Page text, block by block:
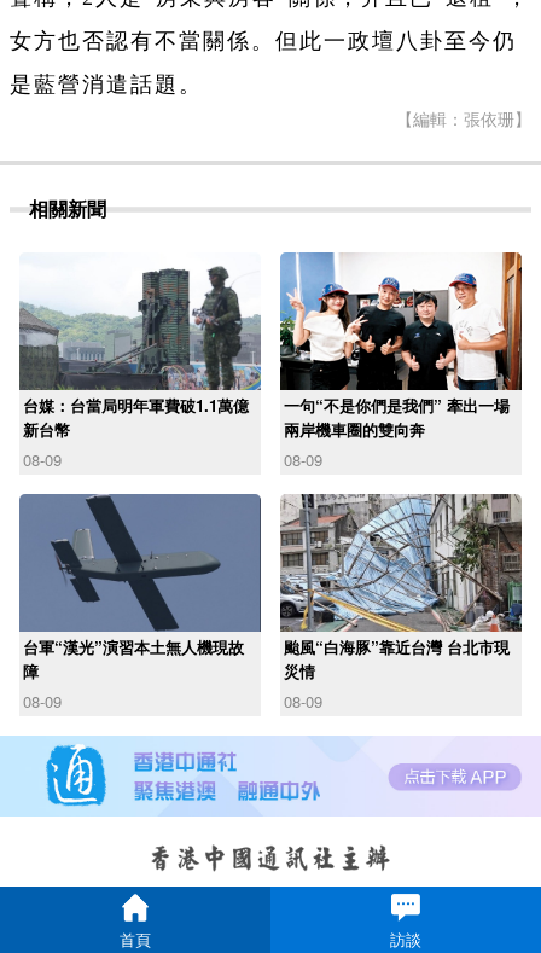
女方也否認有不當關係。但此一政壇八卦至今仍
是藍營消遣話題。
【編輯：張依珊】
相關新聞
台媒：台當局明年軍費破1.1萬億
新台幣
08-09
一句“不是你們是我們” 牽出一場
兩岸機車圈的雙向奔
08-09
台軍“漢光”演習本土無人機現故
障
08-09
颱風“白海豚”靠近台灣 台北市現
災情
08-09
首頁 訪談